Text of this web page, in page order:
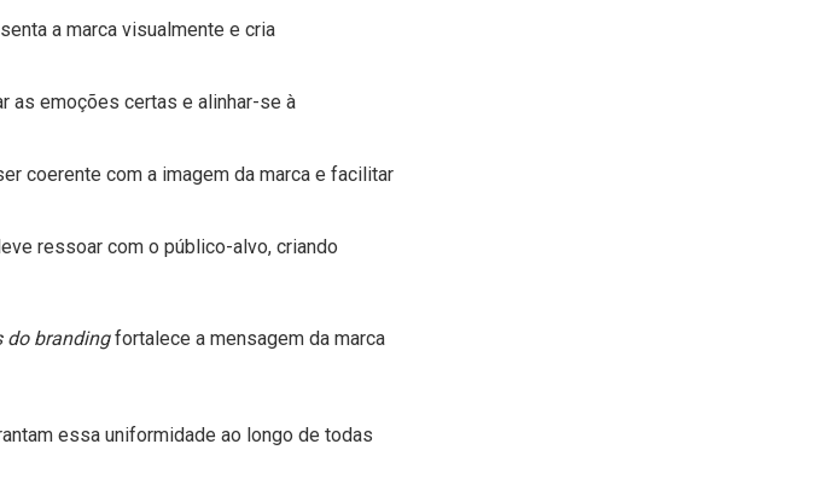
a marca visualmente e cria
as emoções certas e alinhar-se à
coerente com a imagem da marca e facilitar
ressoar com o público-alvo, criando
do brandingfortalece a mensagem da marca
essa uniformidade ao longo de todas